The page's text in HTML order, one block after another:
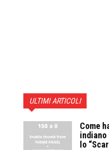
ULTIMI ARTICOLI
Come
lo